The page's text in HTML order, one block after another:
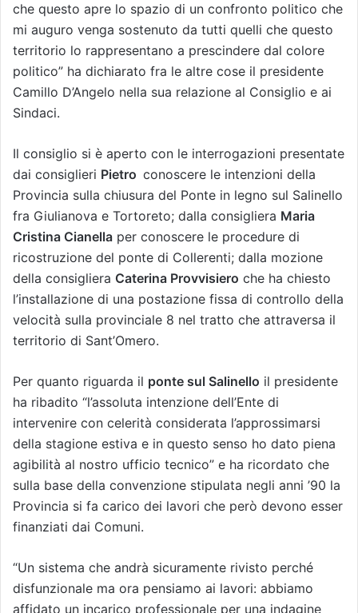
che questo apre lo spazio di un confronto politico che
mi auguro venga sostenuto da tutti quelli che questo
territorio lo rappresentano a prescindere dal colore
politico” ha dichiarato fra le altre cose il presidente
Camillo D’Angelo nella sua relazione al Consiglio e ai
Sindaci.
Il consiglio si è aperto con le interrogazioni presentate
dai consiglieri Pietro conoscere le intenzioni della
Provincia sulla chiusura del Ponte in legno sul Salinello
fra Giulianova e Tortoreto; dalla consigliera Maria
Cristina Cianella per conoscere le procedure di
ricostruzione del ponte di Collerenti; dalla mozione
della consigliera Caterina Provvisiero che ha chiesto
l’installazione di una postazione fissa di controllo della
velocità sulla provinciale 8 nel tratto che attraversa il
territorio di Sant’Omero.
Per quanto riguarda il ponte sul Salinello il presidente
ha ribadito “l’assoluta intenzione dell’Ente di
intervenire con celerità considerata l’approssimarsi
della stagione estiva e in questo senso ho dato piena
agibilità al nostro ufficio tecnico” e ha ricordato che
sulla base della convenzione stipulata negli anni ’90 la
Provincia si fa carico dei lavori che però devono esser
finanziati dai Comuni.
“Un sistema che andrà sicuramente rivisto perché
disfunzionale ma ora pensiamo ai lavori: abbiamo
affidato un incarico professionale per una indagine